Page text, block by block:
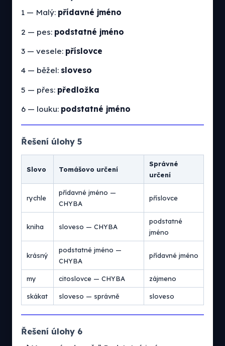
1 — Malý: přídavné jméno
2 — pes: podstatné jméno
3 — vesele: příslovce
4 — běžel: sloveso
5 — přes: předložka
6 — louku: podstatné jméno
Řešení úlohy 5
Slovo Tomášovo určení
Správné
určení
rychle
přídavné jméno —
CHYBA
příslovce
kniha sloveso — CHYBA
podstatné
jméno
krásný
podstatné jméno —
CHYBA
přídavné jméno
my citoslovce — CHYBA zájmeno
skákat sloveso — správně sloveso
Řešení úlohy 6